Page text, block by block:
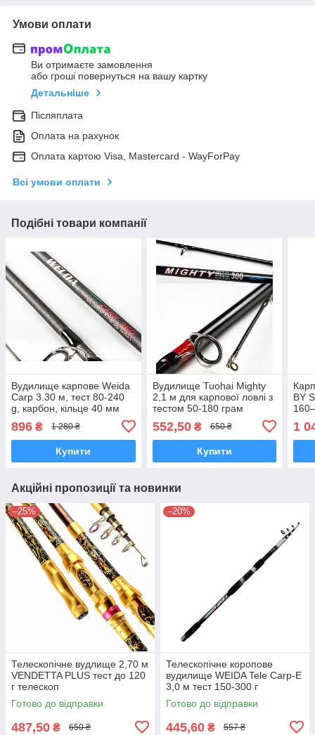
Умови оплати
Ви отримаєте замовлення
або гроші повернуться на вашу картку
Детальніше
Післяплата
Оплата на рахунок
Оплата картою Visa, Mastercard - WayForPay
Всі умови оплати
Подібні товари компанії
Вудилище карпове Weida
Carp 3.30 м, тест 80-240
g, карбон, кільце 40 мм
896 ₴ 1 280 ₴
Купити
Вудилище Tuohai Mighty
2,1 м для карпової ловлі з
тестом 50-180 грам
552,50₴ 650 ₴
Купити
BY
1
Акційні пропозиції та новинки
–25%
Телескопічне вудлище 2,70 м
VENDETTA PLUS тест до 120
г телескоп
Готово до відправки
487,50 ₴ 650 ₴
–20%
Телескопічне коропове
вудилище WEIDA Tele Carp-E
3,0 м тест 150-300 г
Готово до відправки
445,60 ₴ 557 ₴